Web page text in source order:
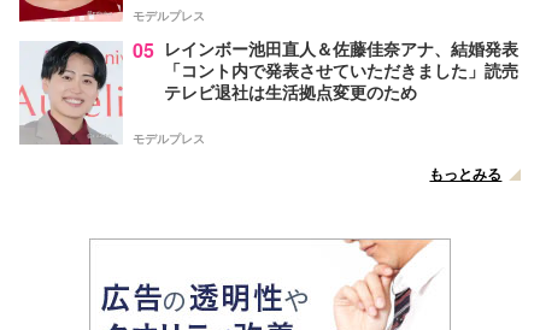
モデルプレス
05 レインボー池田直人＆佐藤佳奈アナ、結婚発表
「コント内で発表させていただきました」読売
テレビ退社は生活拠点変更のため
モデルプレス
もっとみる